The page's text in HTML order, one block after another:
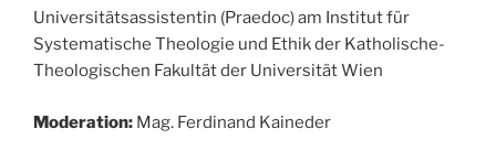
Universitätsassistentin (Praedoc) am Institut für
Systematische Theologie und Ethik der Katholische-
Theologischen Fakultät der Universität Wien
Moderation: Mag. Ferdinand Kaineder